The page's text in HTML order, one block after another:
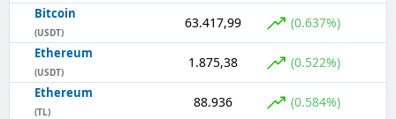
Bitcoin
(USDT)
63.417,99 (0.637%)
Ethereum
(USDT)
1.875,38 (0.522%)
Ethereum
(TL)
88.936 (0.584%)